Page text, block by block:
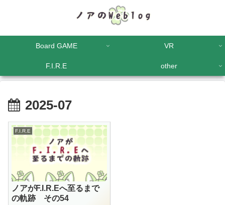
Board GAME VR
F.I.R.E other
2025-07
F.I.R.E
ノアがF.I.R.Eへ至るまで
の軌跡 その54